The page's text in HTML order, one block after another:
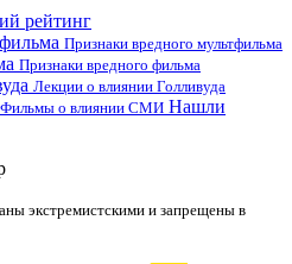
рейтинг
Признаки вредного мультфильма
Признаки вредного фильма
Лекции о влиянии Голливуда
Фильмы о влиянии СМИ Нашли
экстремистскими и запрещены в